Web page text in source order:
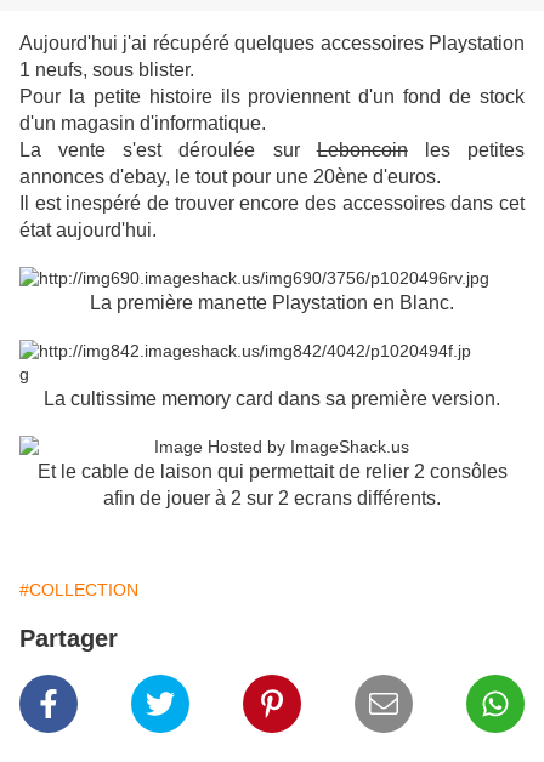
Aujourd'hui j'ai récupéré quelques accessoires Playstation
1 neufs, sous blister.
Pour la petite histoire ils proviennent d'un fond de stock
d'un magasin d'informatique.
La vente s'est déroulée surLeboncoinles petites
annonces d'ebay, le tout pour une 20ène d'euros.
Il est inespéré de trouver encore des accessoires dans cet
état aujourd'hui.
La première manette Playstation en Blanc.
La cultissime memory card dans sa première version.
Et le cable de laison qui permettait de relier 2 consôles
afin de jouer à 2 sur 2 ecrans différents.
#COLLECTION
Partager